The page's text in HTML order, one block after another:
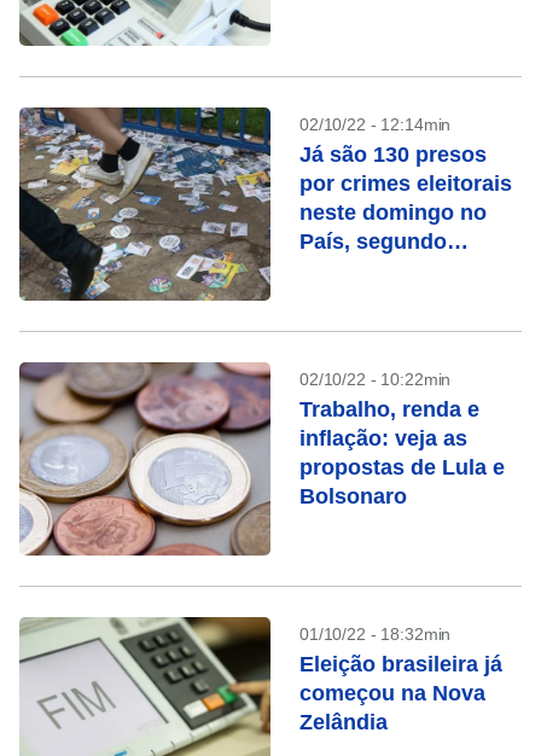
02/10/22 - 12:14min
Já são 130 presos
por crimes eleitorais
neste domingo no
País, segundo
02/10/22 - 10:22min
Trabalho, renda e
inflação: veja as
propostas de Lula e
Bolsonaro
01/10/22 - 18:32min
Eleição brasileira já
começou na Nova
Zelândia